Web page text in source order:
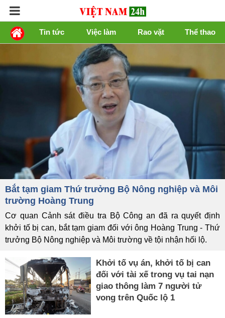
Tin tức Việc làm Rao vặt Thể thao
Bắt tạm giam Thứ trưởng Bộ Nông nghiệp và Môi
trường Hoàng Trung
Cơ quan Cảnh sát điều tra Bộ Công an đã ra quyết định
khởi tố bị can, bắt tạm giam đối với ông Hoàng Trung - Thứ
trưởng Bộ Nông nghiệp và Môi trường về tội nhận hối lộ.
Khởi tố vụ án, khởi tố bị can
đối với tài xế trong vụ tai nạn
giao thông làm 7 người tử
vong trên Quốc lộ 1